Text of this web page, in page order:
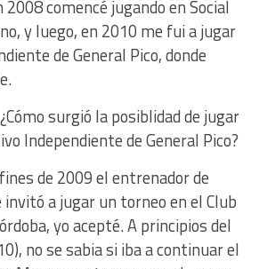
comencé jugando en Social
y luego, en 2010 me fui a jugar
de General Pico, donde
surgió la posiblidad de jugar
Independiente de General Pico?
de 2009 el entrenador de
a jugar un torneo en el Club
yo acepté. A principios del
no se sabia si iba a continuar el